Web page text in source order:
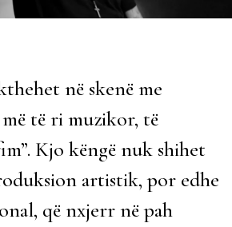
në skenë me
të ri muzikor, të
Kjo këngë nuk shihet
artistik, por edhe
që nxjerr në pah